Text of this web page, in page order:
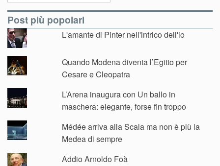
Post più popolari
L'amante di Pinter nell'intrico dell'io
Quando Modena diventa l’Egitto per
Cesare e Cleopatra
L’Arena inaugura con Un ballo in
maschera: elegante, forse fin troppo
Médée arriva alla Scala ma non è più la
Medea di sempre
Addio Arnoldo Foà